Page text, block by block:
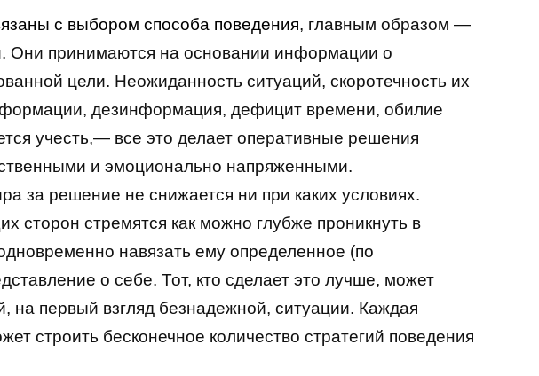
с выбором способа поведения, главным образом —
Они принимаются на основании информации о
цели. Неожиданность ситуаций, скоротечность их
дезинформация, дефицит времени, обилие
учесть,— все это делает оперативные решения
и эмоционально напряженными.
за решение не снижается ни при каких условиях.
сторон стремятся как можно глубже проникнуть в
навязать ему определенное (по
о себе. Тот, кто сделает это лучше, может
на первый взгляд безнадежной, ситуации. Каждая
строить бесконечное количество стратегий поведения